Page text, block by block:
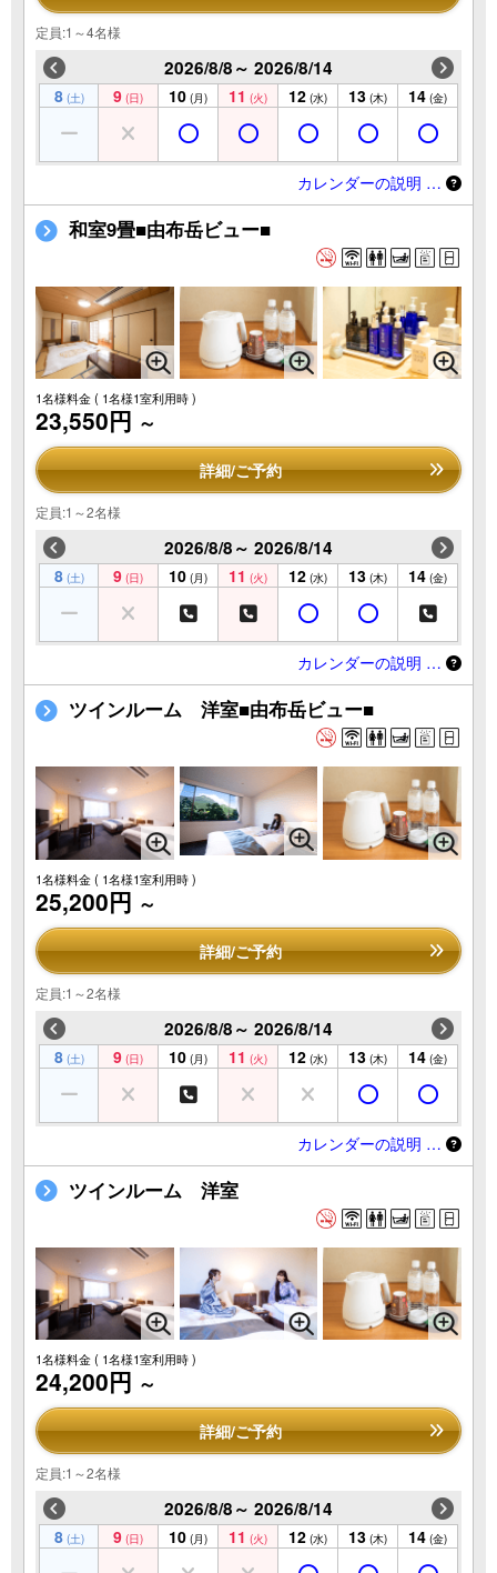
定員:1～4名様
2026/8/8～ 2026/8/14
8 (土) 9 (日) 10 (月) 11 (火) 12 (水) 13 (木) 14 (金)
カレンダーの説明 …
和室9畳■由布岳ビュー■
1名様料金( 1名様1室利用時 )
23,550円 ～
詳細/ご予約
定員:1～2名様
2026/8/8～ 2026/8/14
8 (土) 9 (日) 10 (月) 11 (火) 12 (水) 13 (木) 14 (金)
カレンダーの説明 …
ツインルーム 洋室■由布岳ビュー■
1名様料金( 1名様1室利用時 )
25,200円 ～
詳細/ご予約
定員:1～2名様
2026/8/8～ 2026/8/14
8 (土) 9 (日) 10 (月) 11 (火) 12 (水) 13 (木) 14 (金)
カレンダーの説明 …
ツインルーム 洋室
1名様料金( 1名様1室利用時 )
24,200円 ～
詳細/ご予約
定員:1～2名様
2026/8/8～ 2026/8/14
8 (土) 9 (日) 10 (月) 11 (火) 12 (水) 13 (木) 14 (金)